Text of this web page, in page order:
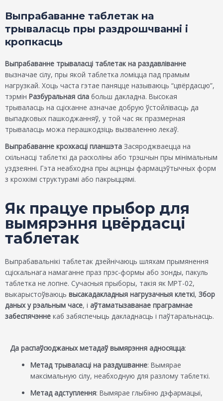
Выпрабаванне таблетак на
трываласць пры раздрошчванні і
кропкасць
Выпрабаванне трываласці таблетак на раздавліванне
вызначае сілу, пры якой таблетка ломіцца пад прамым
нагрузкай. Хоць часта гэтае паняцце называюць “цвёрдасцю”,
тэрмін Разбуральная сіла больш дакладна. Высокая
трываласць на сцісканне азначае добрую ўстойлівасць да
выпадковых пашкоджанняў, у той час як празмерная
трываласць можа перашкодзіць вызваленню лекаў.
Выпрабаванне крохкасці планшэта Засяроджваецца на
схільнасці таблеткі да расколіны або трэшчын пры мінімальным
уздзеянні. Гэта неабходна пры ацэнцы фармацэўтычных форм
з крохкімі структурамі або пакрыццямі.
Як працуе прыбор для
вымярэння цвёрдасці
таблетак
Выпрабавальнікі таблетак дзейнічаюць шляхам прымянення
сціскальнага намаганне праз прэс-формы або зонды, пакуль
таблетка не лопне. Сучасныя прыборы, такія як MPT-02,
выкарыстоўваюць высакадакладныя нагрузачныя клеткі, Збор
даных у рэальным часе, і аўтаматызаванае праграмнае
забеспячэнне каб забяспечыць дакладнасць і паўтаральнасць.
Да распаўсюджаных метадаў вымярэння адносяцца:
Метад трываласці на раздушванне: Вымярае
максімальную сілу, неабходную для разлому таблеткі.
Метад адступлення: Вымярае глыбіню дэфармацыі,